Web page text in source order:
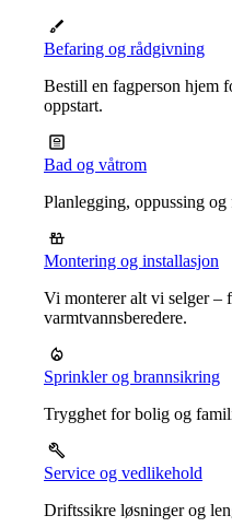
Befaring og rådgivning
Bestill en fagperson hjem
oppstart.
Bad og våtrom
Planlegging, oppussing
Montering og installasjon
Vi monterer alt vi selger –
varmtvannsberedere.
Sprinkler og brannsikring
Trygghet for bolig og
Service og vedlikehold
Driftssikre løsninger og